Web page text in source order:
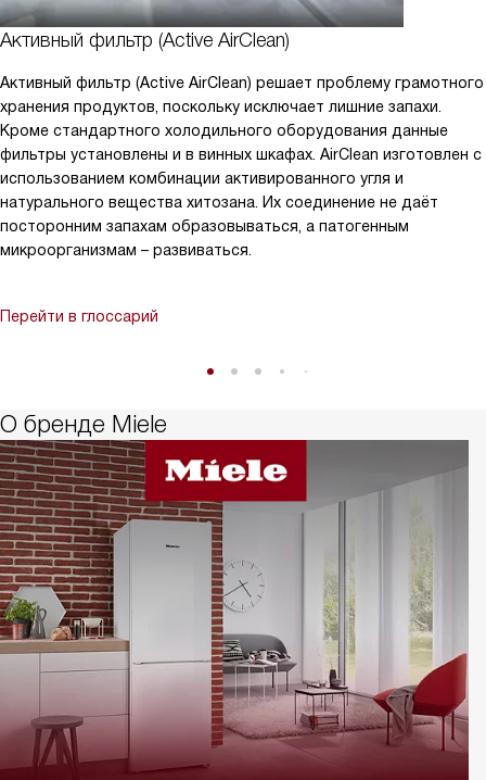
Активный фильтр (Active AirClean)
Активный фильтр (Active AirClean) решает проблему грамотного
хранения продуктов, поскольку исключает лишние запахи.
Кроме стандартного холодильного оборудования данные
фильтры установлены и в винных шкафах. AirClean изготовлен с
использованием комбинации активированного угля и
натурального вещества хитозана. Их соединение не даёт
посторонним запахам образовываться, а патогенным
микроорганизмам – развиваться.
Перейти в глоссарий
О бренде Miele